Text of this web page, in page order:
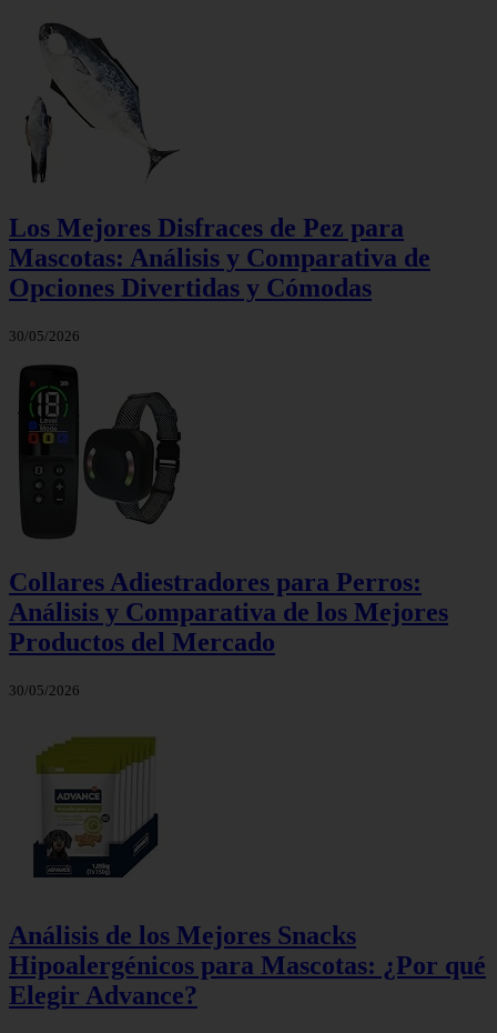
Los Mejores Disfraces de Pez para
Mascotas: Análisis y Comparativa de
Opciones Divertidas y Cómodas
30/05/2026
Collares Adiestradores para Perros:
Análisis y Comparativa de los Mejores
Productos del Mercado
30/05/2026
Análisis de los Mejores Snacks
Hipoalergénicos para Mascotas: ¿Por qué
Elegir Advance?